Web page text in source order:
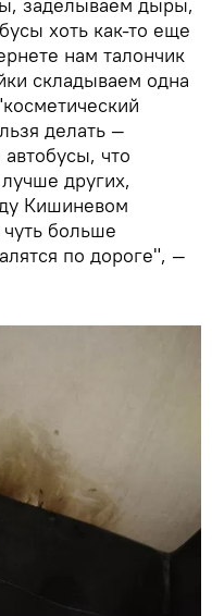
заделываем дыры,
хоть как-то еще
нам талончик
складываем одна
делать —
автобусы, что
других,
Кишиневом
больше
по дороге", —